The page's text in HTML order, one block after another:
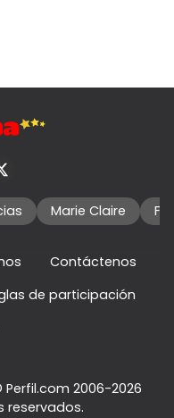
Marie Claire
Contáctenos
de participación
Perfil.com 2006-2026
reservados.